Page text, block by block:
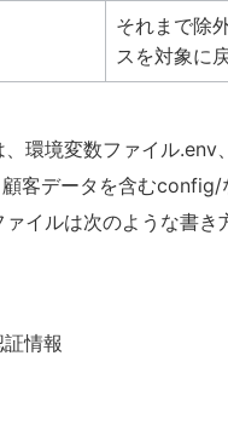
それまで除
スを対象に
環境変数ファイル.env
客データを含むconfig/
ァイルは次のような書き
情報